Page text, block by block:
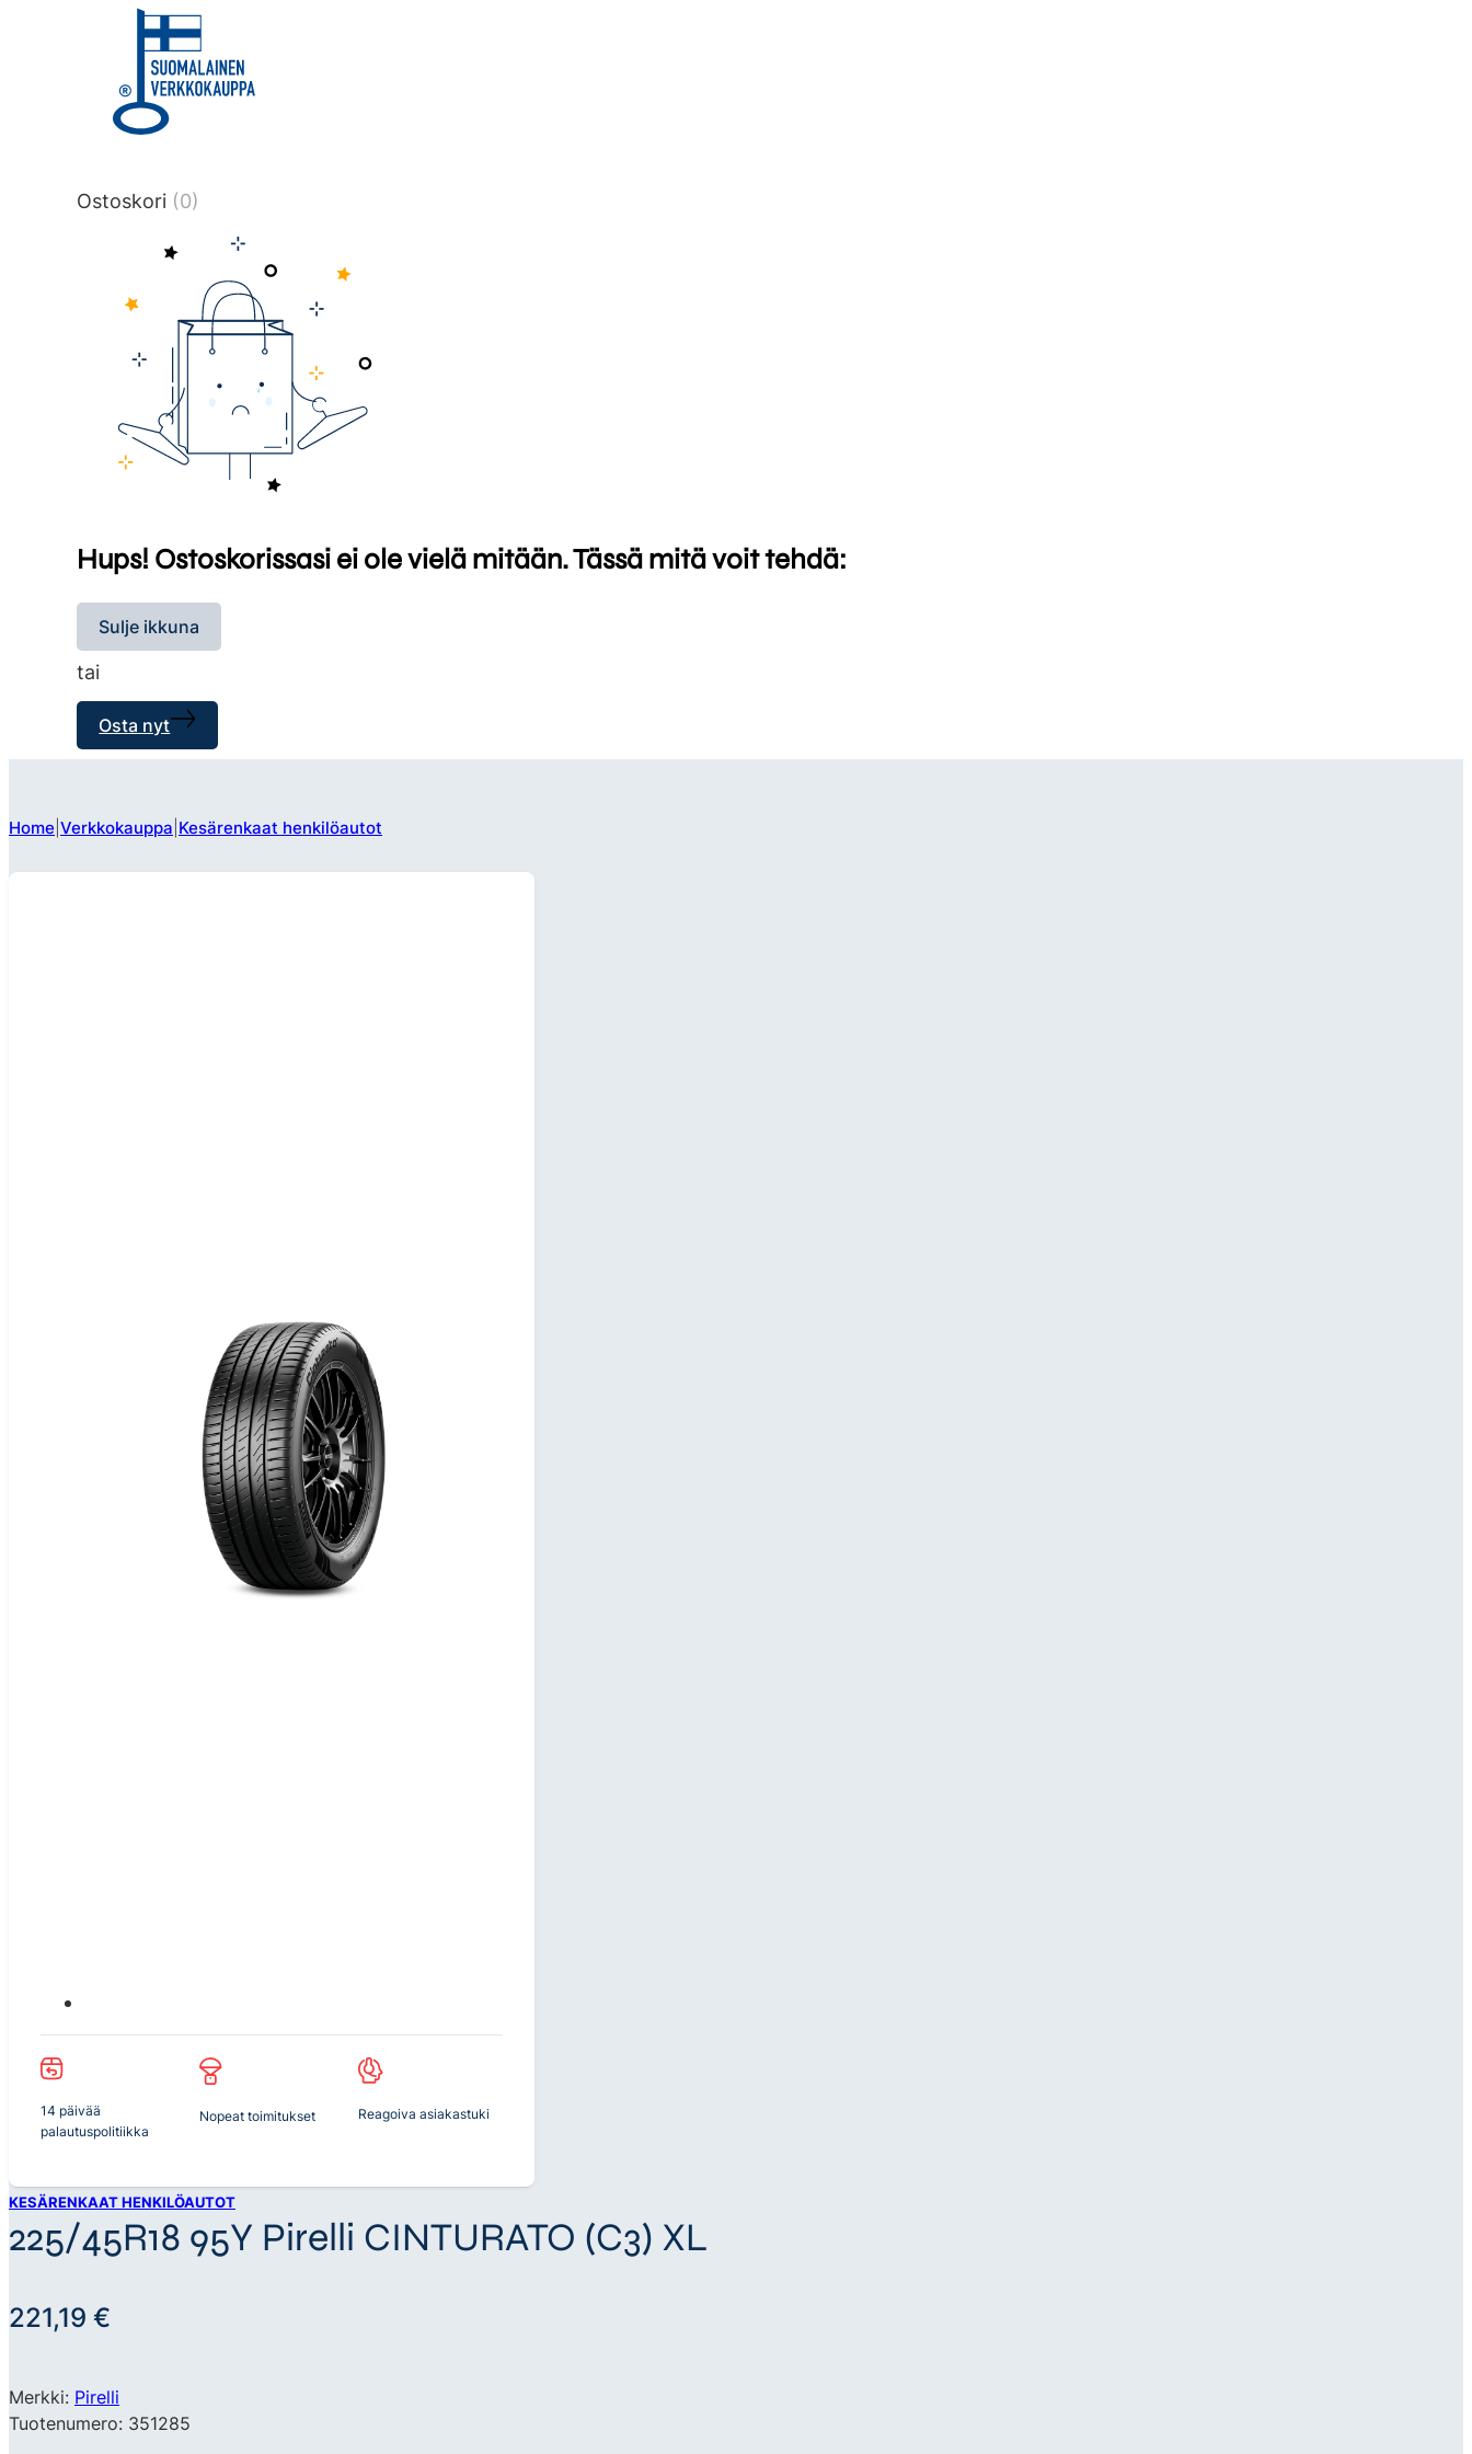
title or content.","post_type":
["product"],"ajax_loader_animation":"ripple","ajax_loader_selector":"#brxe-
tmlmvi","meta_query":
data-original-query-vars="[]" data-page="1" data-max-
Ostoskori (0)
Hups! Ostoskorissasi ei ole vielä mitään. Tässä mitä voit tehdä:
Sulje ikkuna
tai
Osta nyt
Home Verkkokauppa Kesärenkaat henkilöautot
14 päivää
palautuspolitiikka
Nopeat toimitukset Reagoiva asiakastuki
KESÄRENKAAT HENKILÖAUTOT
225/45R18 95Y Pirelli CINTURATO (C3) XL
221,19 €
Merkki: Pirelli
Tuotenumero: 351285